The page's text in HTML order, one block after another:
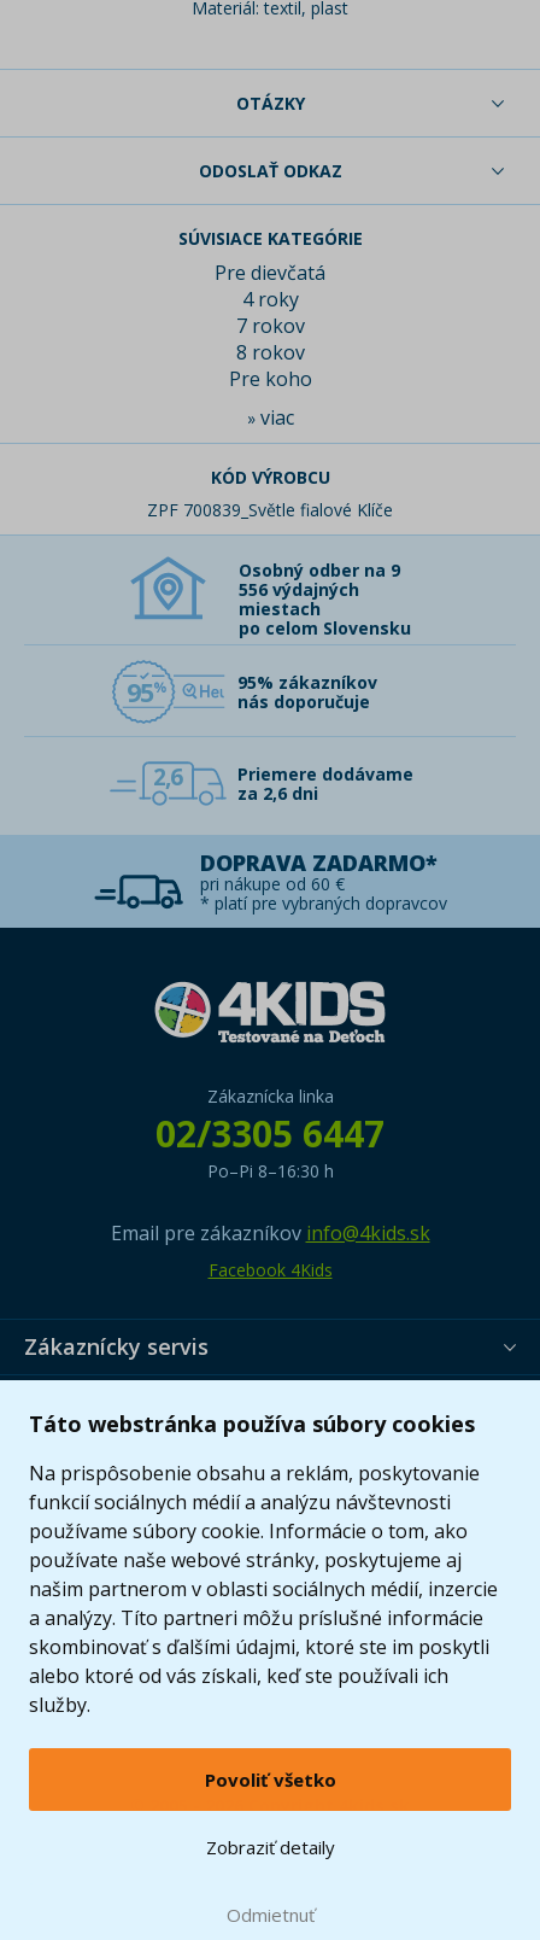
Táto webstránka používa súbory cookies
Na prispôsobenie obsahu a reklám, poskytovanie
funkcií sociálnych médií a analýzu návštevnosti
používame súbory cookie. Informácie o tom, ako
používate naše webové stránky, poskytujeme aj
našim partnerom v oblasti sociálnych médií, inzercie
a analýzy. Títo partneri môžu príslušné informácie
skombinovať s ďalšími údajmi, ktoré ste im poskytli
alebo ktoré od vás získali, keď ste používali ich
služby.
Povoliť všetko
Zobraziť detaily
Odmietnuť
Materiál: textil, plast
OTÁZKY
ODOSLAŤ ODKAZ
SÚVISIACE KATEGÓRIE
Pre dievčatá
4 roky
7 rokov
8 rokov
Pre koho
» viac
KÓD VÝROBCU
ZPF 700839_Světle fialové Klíče
Osobný odber na 9
556 výdajných
miestach
po celom Slovensku
95
95% zákazníkov
nás doporučuje
2,6
Priemere dodávame
za 2,6 dni
DOPRAVA ZADARMO*
pri nákupe od 60 €
* platí pre vybraných dopravcov
Zákaznícka linka
02/3305 6447
Po–Pi 8–16:30 h
Email pre zákazníkov info@4kids.sk
Facebook 4Kids
Zákaznícky servis
© 2005 - 2026 Copyright 4kids.sk
LEGO, logo LEGO a minifigúrka sú ochrannými známkami spoločnosti LEGO Group. ©
2024 The LEGO Group.
Zobraziť verziu pre desktop
Doprava zadarmopri nákupe od